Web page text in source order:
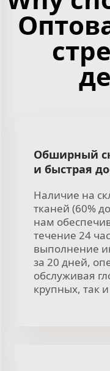
Обширный
и быстрая
Наличие на
тканей (60%
нам
течение 24
выполнение
за 20 дней,
обслуживая
крупных, так